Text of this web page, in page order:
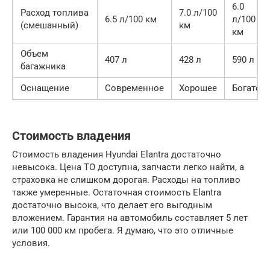
Расход топлива
(смешанный)
6.5 л/100 км
7.0 л/100
км
6.0
л/100
км
Объем
багажника
407 л 428 л 590 л
Оснащение Современное Хорошее Богатое
Стоимость владения
Стоимость владения Hyundai Elantra достаточно
невысока. Цена ТО доступна, запчасти легко найти, а
страховка не слишком дорогая. Расходы на топливо
также умеренные. Остаточная стоимость Elantra
достаточно высока, что делает его выгодным
вложением. Гарантия на автомобиль составляет 5 лет
или 100 000 км пробега. Я думаю, что это отличные
условия.